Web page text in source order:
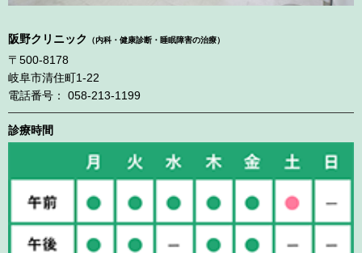
阪野クリニック （内科・健康診断・睡眠障害の治療）
〒500-8178
岐阜市清住町1-22
電話番号： 058-213-1199
診療時間